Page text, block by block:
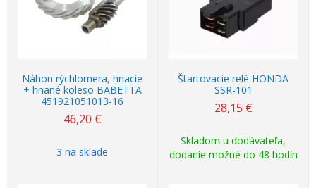
Náhon rýchlomera, hnacie
+ hnané koleso BABETTA
451921051013-16
46,20 €
3 na sklade
Štartovacie relé HONDA
SSR-101
28,15 €
Skladom u dodávateľa,
dodanie možné do 48 hodín